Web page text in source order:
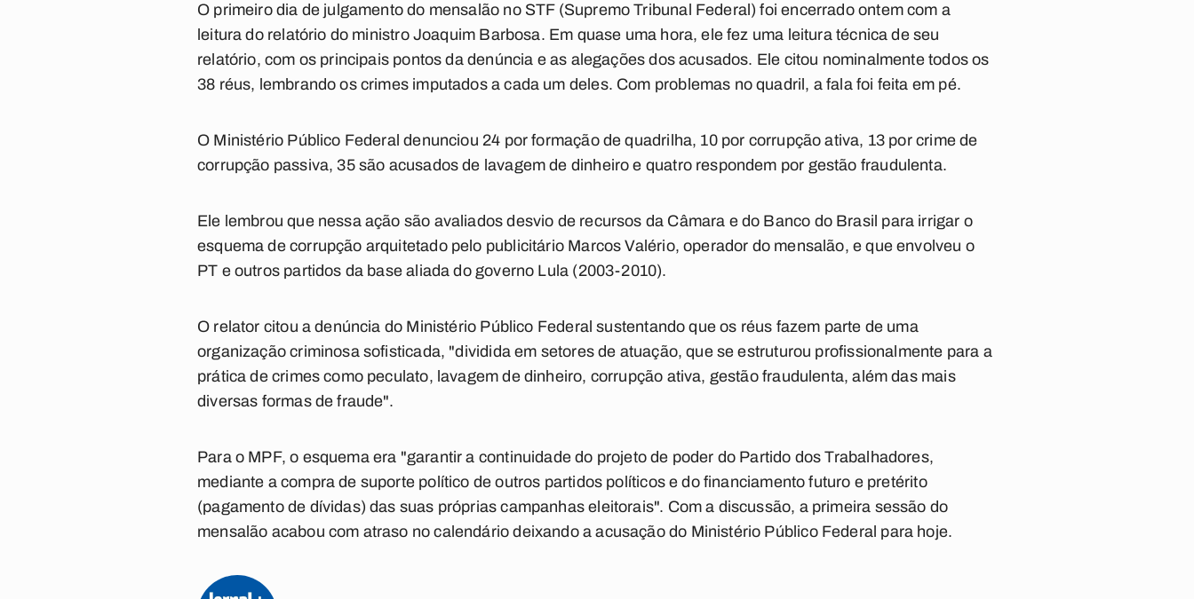
O primeiro dia de julgamento do mensalão no STF (Supremo Tribunal Federal) foi encerrado ontem com a
leitura do relatório do ministro Joaquim Barbosa. Em quase uma hora, ele fez uma leitura técnica de seu
relatório, com os principais pontos da denúncia e as alegações dos acusados. Ele citou nominalmente todos os
38 réus, lembrando os crimes imputados a cada um deles. Com problemas no quadril, a fala foi feita em pé.
O Ministério Público Federal denunciou 24 por formação de quadrilha, 10 por corrupção ativa, 13 por crime de
corrupção passiva, 35 são acusados de lavagem de dinheiro e quatro respondem por gestão fraudulenta.
Ele lembrou que nessa ação são avaliados desvio de recursos da Câmara e do Banco do Brasil para irrigar o
esquema de corrupção arquitetado pelo publicitário Marcos Valério, operador do mensalão, e que envolveu o
PT e outros partidos da base aliada do governo Lula (2003-2010).
O relator citou a denúncia do Ministério Público Federal sustentando que os réus fazem parte de uma
organização criminosa sofisticada, "dividida em setores de atuação, que se estruturou profissionalmente para a
prática de crimes como peculato, lavagem de dinheiro, corrupção ativa, gestão fraudulenta, além das mais
diversas formas de fraude".
Para o MPF, o esquema era "garantir a continuidade do projeto de poder do Partido dos Trabalhadores,
mediante a compra de suporte político de outros partidos políticos e do financiamento futuro e pretérito
(pagamento de dívidas) das suas próprias campanhas eleitorais". Com a discussão, a primeira sessão do
mensalão acabou com atraso no calendário deixando a acusação do Ministério Público Federal para hoje.